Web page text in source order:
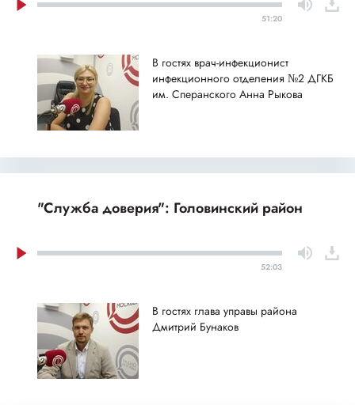
51:20
В гостях врач-инфекционист
инфекционного отделения №2 ДГКБ
им. Сперанского Анна Рыкова
"Служба доверия": Головинский район
52:03
В гостях глава управы района
Дмитрий Бунаков